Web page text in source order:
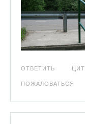
ОТВЕТИТЬ
ПОЖАЛОВАТЬСЯ